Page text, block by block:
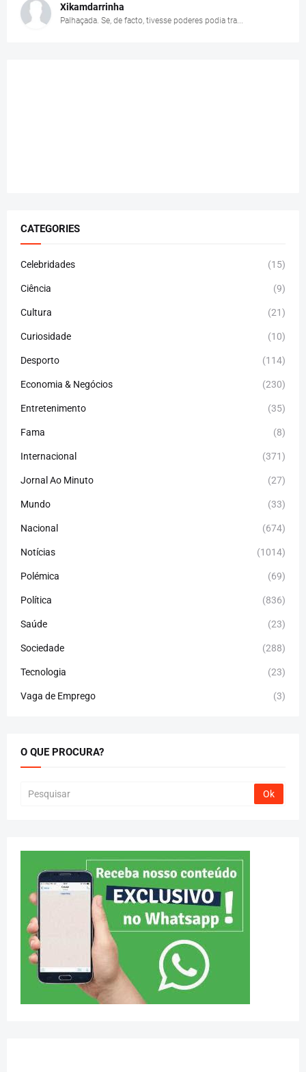
Xikamdarrinha
Palhaçada. Se, de facto, tivesse poderes podia tra...
CATEGORIES
Celebridades (15)
Ciência (9)
Cultura (21)
Curiosidade (10)
Desporto (114)
Economia & Negócios (230)
Entretenimento (35)
Fama (8)
Internacional (371)
Jornal Ao Minuto (27)
Mundo (33)
Nacional (674)
Notícias (1014)
Polémica (69)
Política (836)
Saúde (23)
Sociedade (288)
Tecnologia (23)
Vaga de Emprego (3)
O QUE PROCURA?